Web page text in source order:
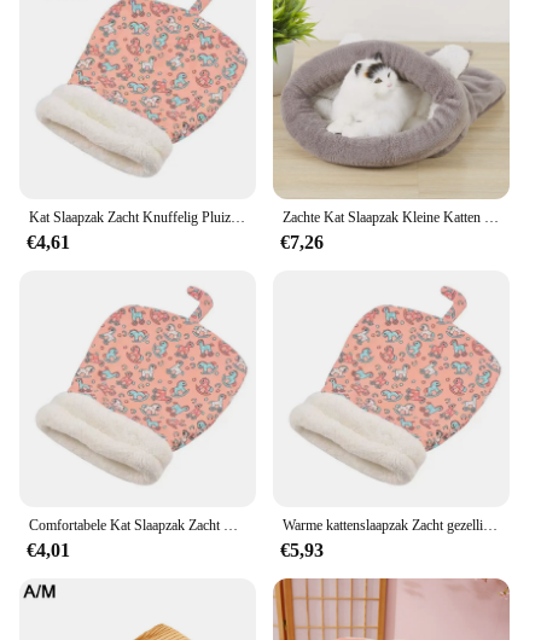
€4,61 €7,26
€4,01
Warme kattenslaapzak Zacht gezellig kattennest voor kleine honden Katten Half gesloten Dikker pluche Kitten Puppy Slapende quilt Dierbenodigdheden
€5,93